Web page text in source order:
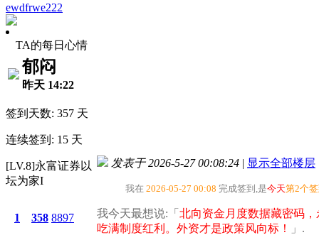
ewdfrwe222
TA的每日心情
郁闷
昨天 14:22
签到天数: 357 天
连续签到: 15 天
[LV.8]永富证券以
坛为家I
1 358 8897
发表于 2026-5-27 00:08:24 | 显示全部楼层
我在 2026-05-27 00:08 完成签到,是今天第2个
我今天最想说:「 北向资金月度数据藏密码
吃满制度红利。外资才是政策风向标！
」.